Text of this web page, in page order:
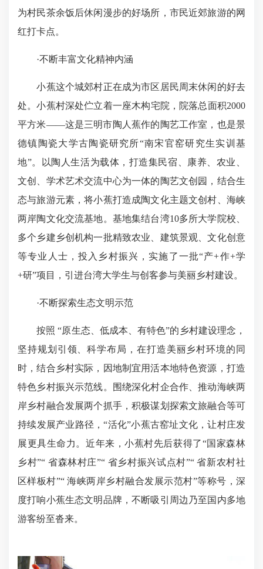
为村民茶余饭后休闲漫步的好场所，市民近郊旅游的网
红打卡点。
·不断丰富文化精神内涵
小蕉这个城郊村正在成为市区居民周末休闲的好去
处。小蕉村深处伫立着一座木构宅院，院落总面积2000
平方米——这是三明市陶人蕉作的陶艺工作室，也是景
德镇陶瓷大学古陶瓷研究所“南宋官窑研究生实训基
地”。以陶人生活为载体，打造集民宿、康养、农业、
文创、学术艺术交流中心为一体的陶艺文创园，结合生
态与旅游元素，将小蕉打造成陶文化主题文创村、海峡
两岸陶文化交流基地。基地集结台湾10多所大学院校、
多个乡建乡创机构一批精致农业、建筑景观、文化创意
等专业人士，投入乡村振兴，实施了一批“产+作+学
+研”项目，引进台湾大学生与创客参与美丽乡村建设。
·不断探索生态文明示范
按照 “原生态、低成本、有特色”的乡村建设理念，
坚持规划引领、科学布局，在打造美丽乡村环境的同
时，结合乡村实际，因地制宜用活本地特色资源，打造
特色乡村振兴示范线。围绕深化村企合作、推动海峡两
岸乡村融合发展两个抓手，积极谋划探索文旅融合等可
持续发展产业路径，“活化”小蕉古窑址文化，让村庄发
展更具生命力。近年来，小蕉村先后获得了“国家森林
乡村”“ 省森林村庄”“ 省乡村振兴试点村”“ 省新农村社
区样板村”“ 海峡两岸乡村融合发展示范村”等称号，深
度打响小蕉生态文明品牌，不断吸引周边乃至国内多地
游客纷至沓来。